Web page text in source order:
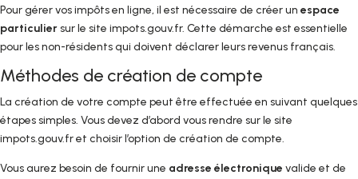
Pour gérer vos impôts en ligne, il est nécessaire de créer un espace
particuliersur le site impots.gouv.fr. Cette démarche est essentielle
pour les non-résidents qui doivent déclarer leurs revenus français.
Méthodes de création de compte
La création de votre compte peut être effectuée en suivant quelques
étapes simples. Vous devez d’abord vous rendre sur le site
impots.gouv.fr et choisir l’option de création de compte.
Vous aurez besoin de fournir une adresse électronique valide et de